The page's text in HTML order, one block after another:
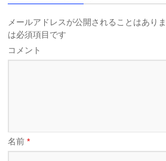
メールアドレスが公開されることはありま
は必須項目です
コメント
名前*